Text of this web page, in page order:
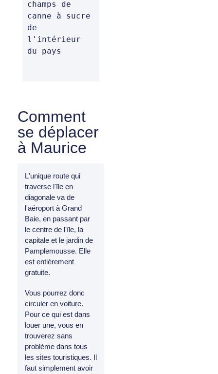
champs de
canne à sucre
de
l'intérieur
du pays
Comment
se déplacer
à Maurice
L'unique route qui
traverse l'île en
diagonale va de
l'aéroport à Grand
Baie, en passant par
le centre de l'île, la
capitale et le jardin de
Pamplemousse. Elle
est entièrement
gratuite.
Vous pourrez donc
circuler en voiture.
Pour ce qui est dans
louer une, vous en
trouverez sans
problème dans tous
les sites touristiques. Il
faut simplement avoir